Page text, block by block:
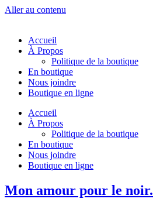
Aller au contenu
Accueil
À Propos
Politique de la boutique
En boutique
Nous joindre
Boutique en ligne
Accueil
À Propos
Politique de la boutique
En boutique
Nous joindre
Boutique en ligne
Mon amour pour le noir.